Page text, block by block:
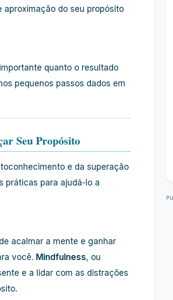
aproximação do seu propósito
quanto o resultado
pequenos passos dados em
Seu Propósito
e da superação
práticas para ajudá-lo a
acalmar a mente e ganhar
você. Mindfulness, ou
e a lidar com as distrações